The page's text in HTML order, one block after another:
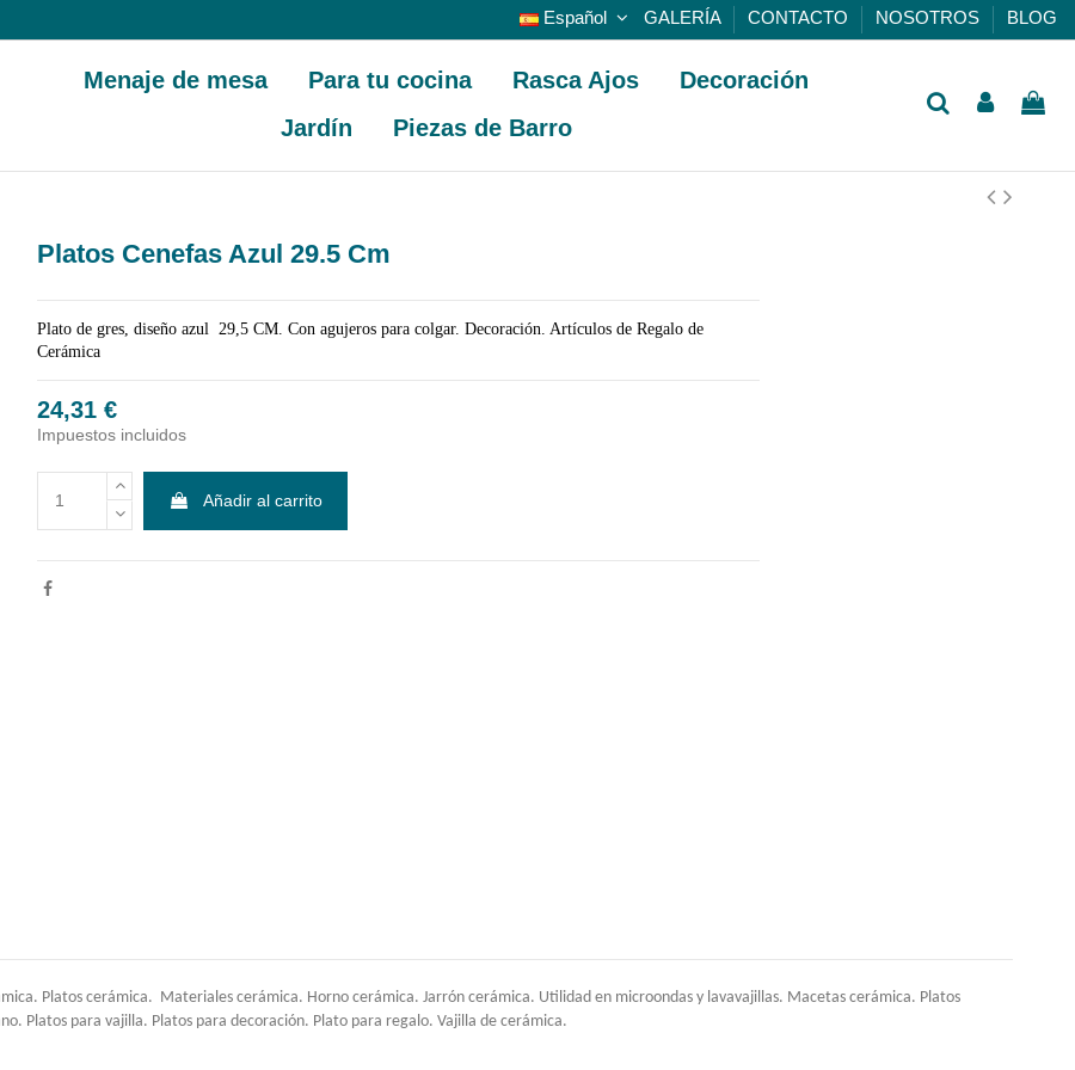
Español GALERÍA CONTACTO NOSOTROS BLOG
Menaje de mesa Para tu cocina Rasca Ajos
Decoración
Jardín
Piezas de Barro
Platos Cenefas Azul 29.5 Cm
Plato de gres, diseño azul 29,5 CM. Con agujeros para colgar. Decoración. Artículos de Regalo de
Cerámica
24,31 €
Impuestos incluidos
Añadir al carrito
Platos cerámica. Materiales cerámica. Horno cerámica. Jarrón cerámica. Utilidad en microondas y lavavajillas. Macetas cerámica. Platos
Platos para vajilla. Platos para decoración. Plato para regalo. Vajilla de cerámica.